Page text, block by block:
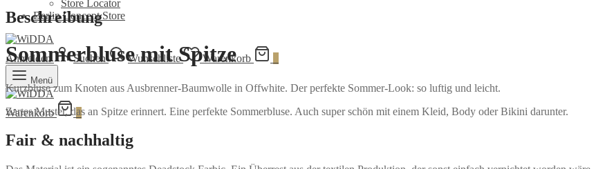
Store Locator
Berlin Concept Store
Anmelden Suchen Wunschliste Warenkorb
Menü
Warenkorb 0
Beschreibung
Sommerbluse mit Spitze
Kurzbluse zum Knoten aus Ausbrenner-Baumwolle in Offwhite. Der perfekte Sommer-Look: so luftig und leicht.
Zartes Muster, das an Spitze erinnert. Eine perfekte Sommerbluse. Auch super schön mit einem Kleid, Body oder Bikini darunter.
Fair & nachhaltig